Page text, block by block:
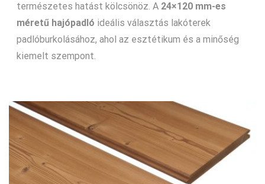
természetes hatást kölcsönöz. A 24×120 mm-es
méretű hajópadló ideális választás lakóterek
padlóburkolásához, ahol az esztétikum és a minőség
kiemelt szempont.